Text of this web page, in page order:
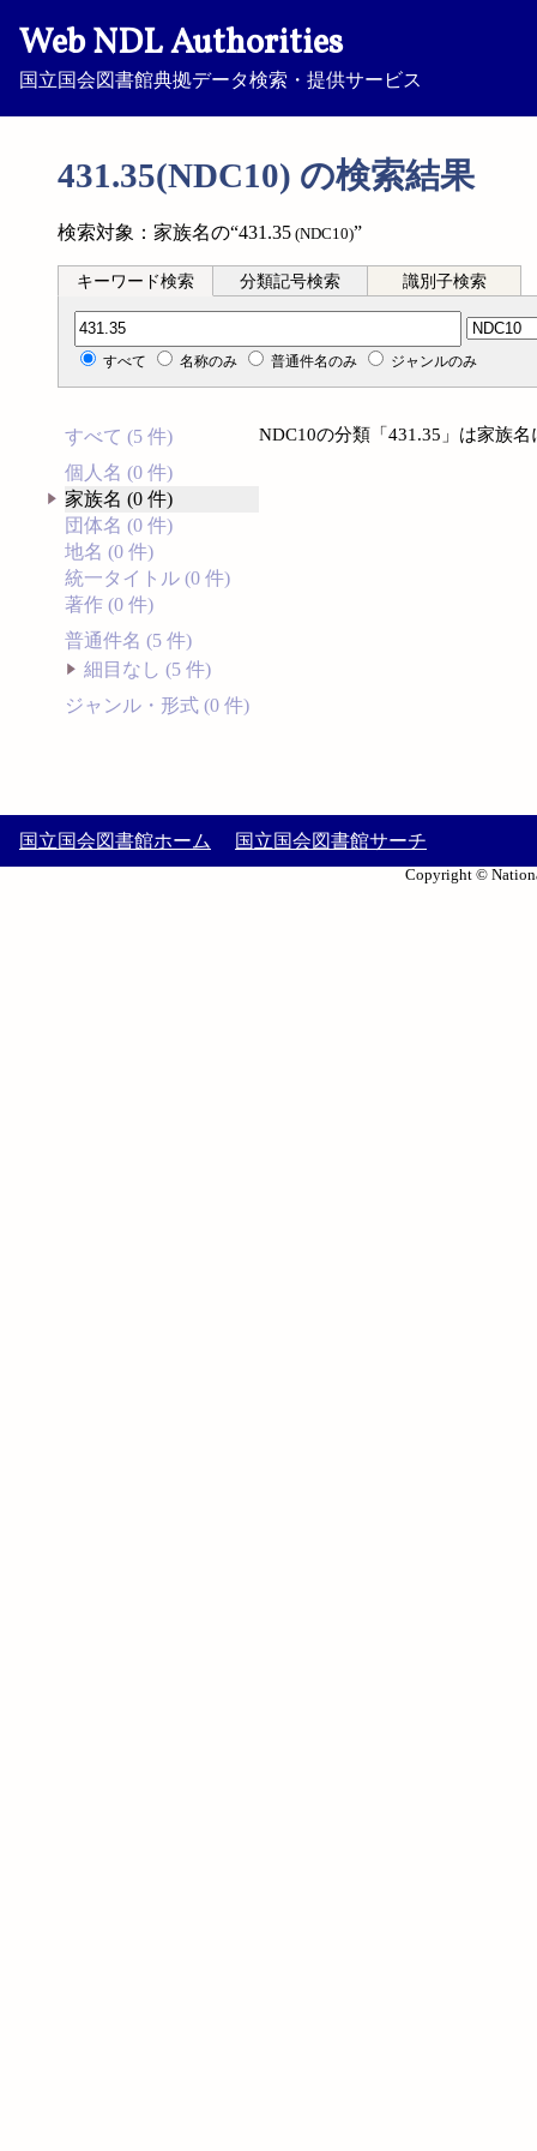
Web NDL Authorities
国立国会図書館典拠データ検索・提供サービス
431.35(NDC10) の検索結果
検索対象：家族名の“431.35 (NDC10)”
キーワード検索 分類記号検索 識別子検索
分類記号検索
すべて 名称のみ 普通件名のみ ジャンルのみ
すべて (5 件)
個人名 (0 件)
家族名 (0 件)
団体名 (0 件)
地名 (0 件)
統一タイトル (0 件)
著作 (0 件)
普通件名 (5 件)
細目なし (5 件)
ジャンル・形式 (0 件)
NDC10の分類「431.35」は家族
国立国会図書館ホーム 国立国会図書館サーチ
Copyright ©